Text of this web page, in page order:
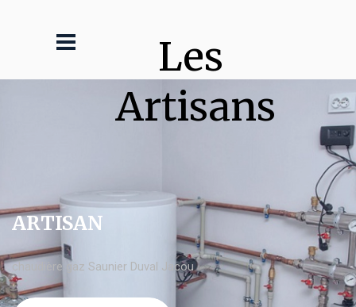
Les
Artisans
ARTISAN
chaudière gaz Saunier Duval Jacou